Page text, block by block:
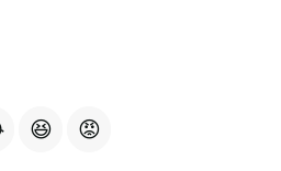
😆 😡